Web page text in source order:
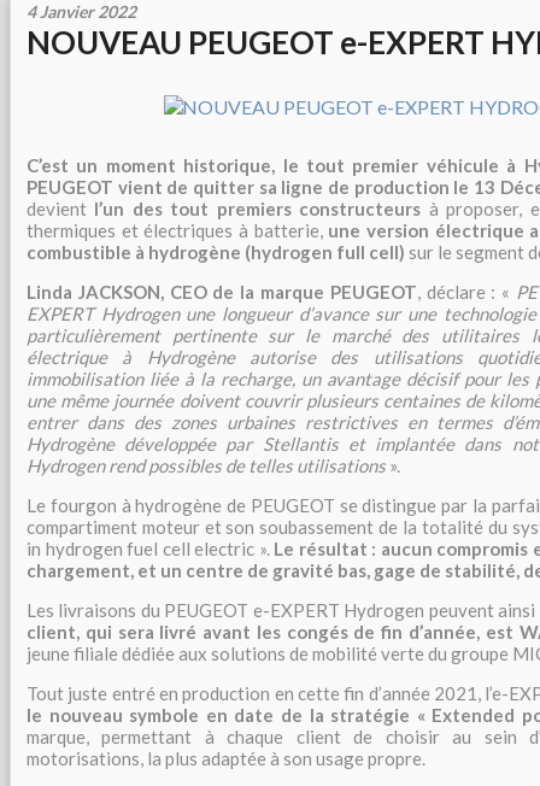
4 Janvier 2022
NOUVEAU PEUGEOT e-EXPERT
C’est un moment historique, le tout premier véhicule à
PEUGEOT vient de quitter sa ligne de production le 13
devient l’un des tout premiers constructeurs à proposer,
thermiques et électriques à batterie, une version électrique
combustible à hydrogène (hydrogen full cell) sur le segment
Linda JACKSON, CEO de la marque PEUGEOT, déclare : «
EXPERT Hydrogen une longueur d’avance sur une
particulièrement pertinente sur le marché des utilitaires
électrique à Hydrogène autorise des utilisations
immobilisation liée à la recharge, un avantage décisif pour les
une même journée doivent couvrir plusieurs centaines de
entrer dans des zones urbaines restrictives en termes
Hydrogène développée par Stellantis et implantée dans
Hydrogen rend possibles de telles utilisations ».
Le fourgon à hydrogène de PEUGEOT se distingue par la
compartiment moteur et son soubassement de la totalité du
in hydrogen fuel cell electric ». Le résultat : aucun compromis
chargement, et un centre de gravité bas, gage de stabilité,
Les livraisons du PEUGEOT e-EXPERT Hydrogen peuvent
client, qui sera livré avant les congés de fin d’année, est
jeune filiale dédiée aux solutions de mobilité verte du groupe
Tout juste entré en production en cette fin d’année 2021, l’e-
le nouveau symbole en date de la stratégie « Extended
marque, permettant à chaque client de choisir au sein
motorisations, la plus adaptée à son usage propre.